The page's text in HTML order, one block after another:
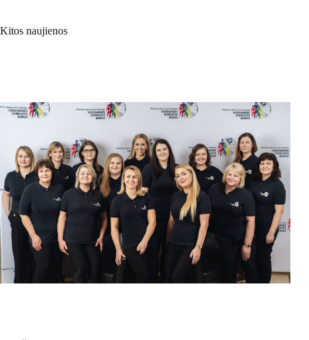
Kitos naujienos